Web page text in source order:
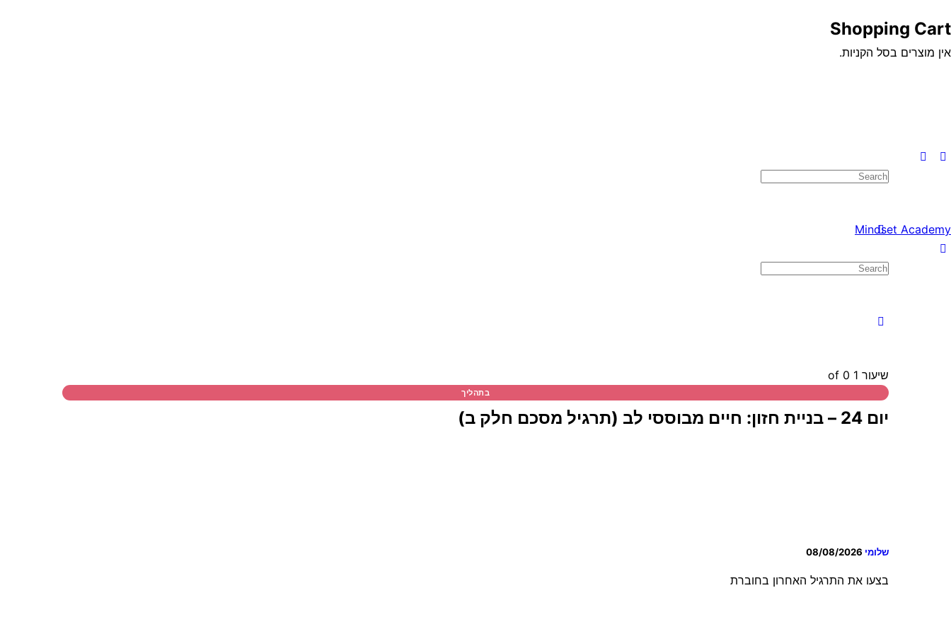
Shopping Cart
אין מוצרים בסל הקניות.
Search
Mindset Academy
Search
שיעור 1 of 0
בתהליך
יום 24 – בניית חזון: חיים מבוססי לב (תרגיל מסכם חלק ב)
שלומי 08/08/2026
בצעו את התרגיל האחרון בחוברת